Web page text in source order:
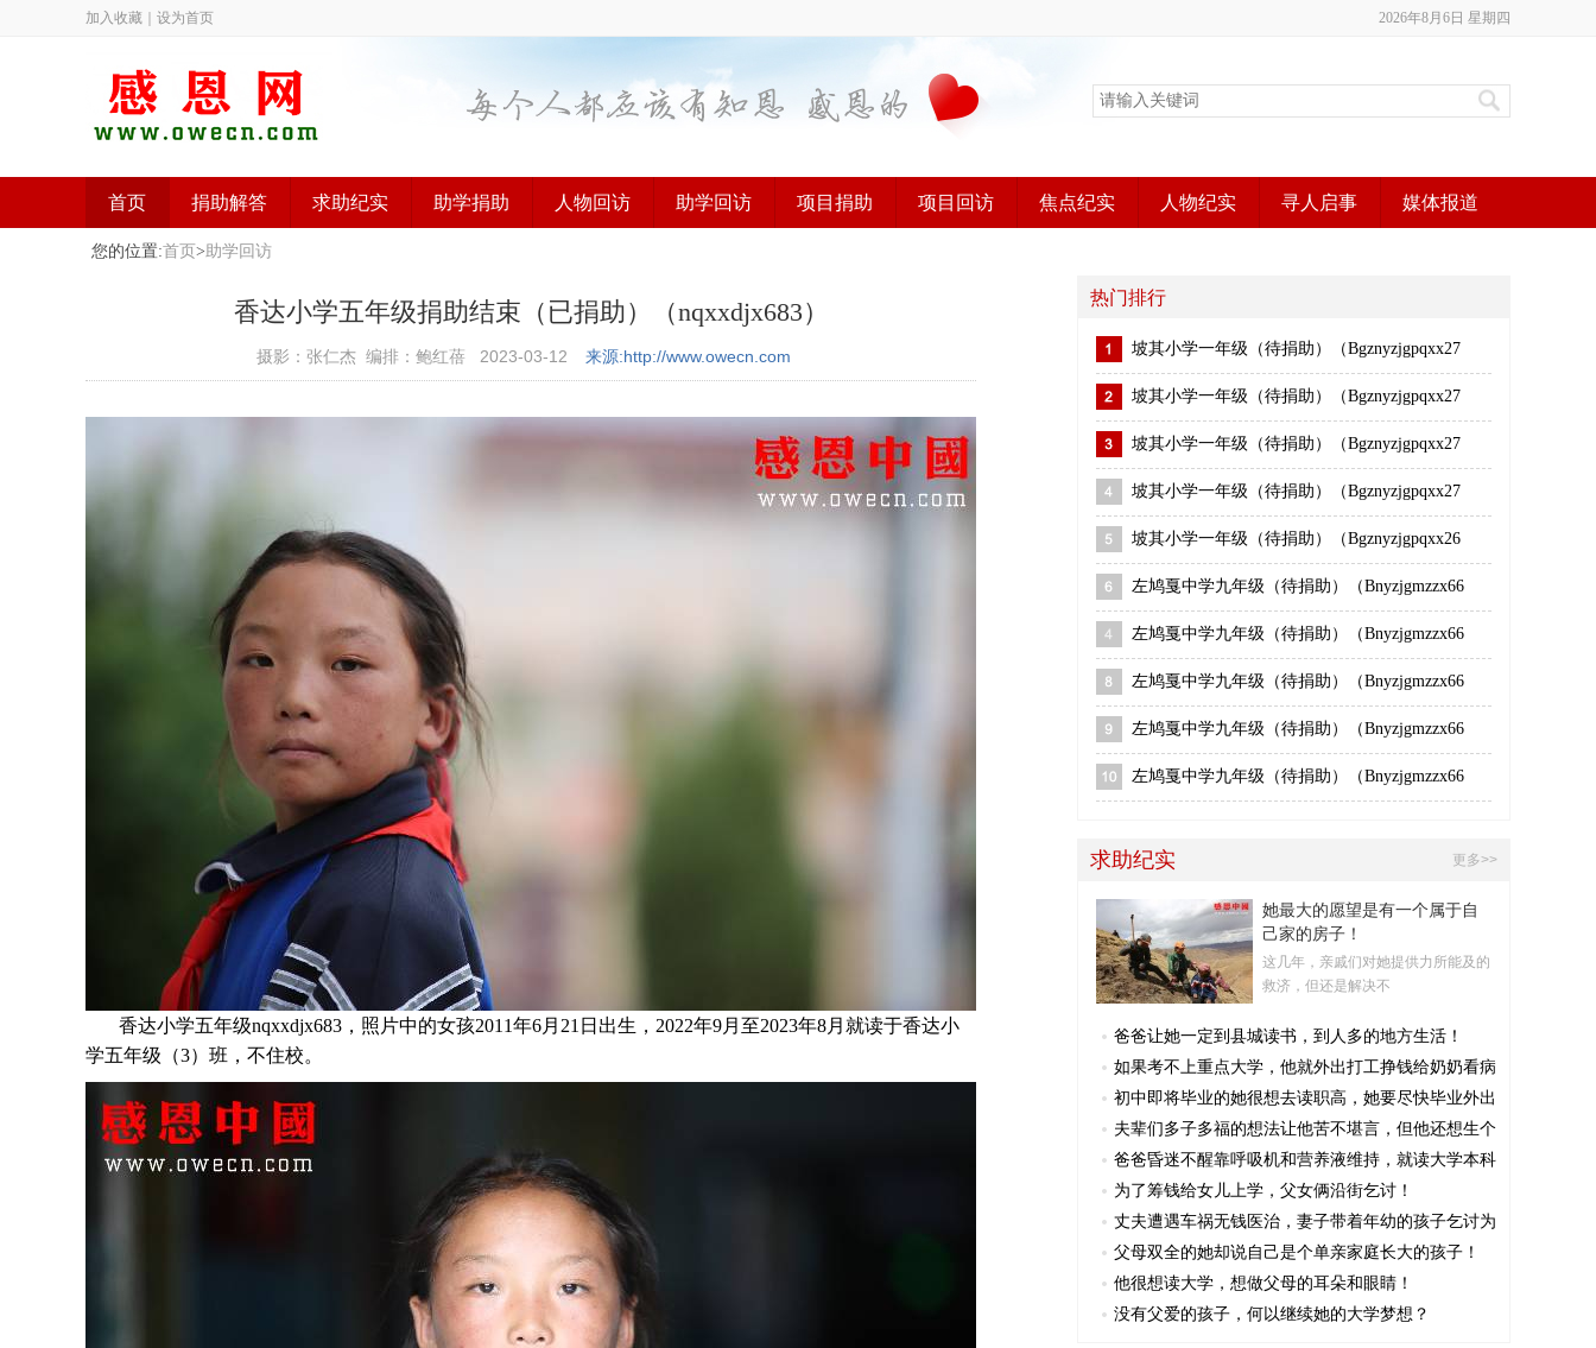
2026年8月6日 星期四
加入收藏 设为首页
首页 捐助解答 求助纪实 助学捐助 人物回访 助学回访 项目捐助 项目回访 焦点纪实 人物纪实 寻人启事 媒体报道
您的位置:首页 >助学回访
香达小学五年级捐助结束（已捐助）（nqxxdjx683）
摄影：张仁杰 编排：鲍红蓓 2023-03-12 来源:http://www.owecn.com
香达小学五年级nqxxdjx683，照片中的女孩2011年6月21日 出生 ， 2022年9月至2023年8月就读于香达小
学五年级 （3）班 ，不住校。
热门排行
坡其小学一年级（待捐助）（Bgznyzjgpqxx27
坡其小学一年级（待捐助）（Bgznyzjgpqxx27
坡其小学一年级（待捐助）（Bgznyzjgpqxx27
坡其小学一年级（待捐助）（Bgznyzjgpqxx27
坡其小学一年级（待捐助）（Bgznyzjgpqxx26
左鸠戛中学九年级（待捐助）（Bnyzjgmzzx66
左鸠戛中学九年级（待捐助）（Bnyzjgmzzx66
左鸠戛中学九年级（待捐助）（Bnyzjgmzzx66
左鸠戛中学九年级（待捐助）（Bnyzjgmzzx66
左鸠戛中学九年级（待捐助）（Bnyzjgmzzx66
更多>>
求助纪实
她最大的愿望是有一个属于自
己家的房子！
这几年，亲戚们对她提供力所能及的
救济，但还是解决不
爸爸让她一定到县城读书，到人多的地方生活！
如果考不上重点大学，他就外出打工挣钱给奶奶看病
初中即将毕业的她很想去读职高，她要尽快毕业外出
夫辈们多子多福的想法让他苦不堪言，但他还想生个
爸爸昏迷不醒靠呼吸机和营养液维持，就读大学本科
为了筹钱给女儿上学，父女俩沿街乞讨！
丈夫遭遇车祸无钱医治，妻子带着年幼的孩子乞讨为
父母双全的她却说自己是个单亲家庭长大的孩子！
他很想读大学，想做父母的耳朵和眼睛！
没有父爱的孩子，何以继续她的大学梦想？